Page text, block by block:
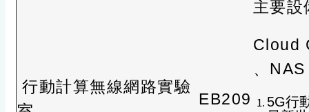
行動計算無線網路實驗
EB209
主要設
Cloud
、
5G行